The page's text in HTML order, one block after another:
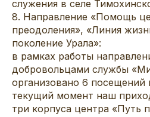
служения в селе
8. Направление «Помощь
преодоления», «Линия
поколение Урала»:
в рамках работы
добровольцами службы
организовано 6
текущий момент наш
три корпуса центра «Путь